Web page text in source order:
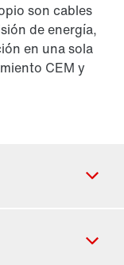
son cables
de energía,
en una sola
CEM y